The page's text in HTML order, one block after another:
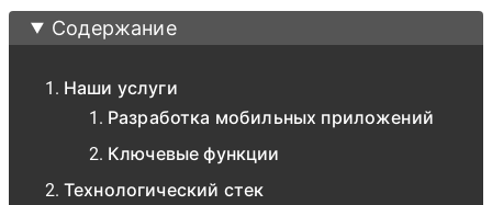
Содержание
Наши услуги
Разработка мобильных приложений
Ключевые функции
Технологический стек